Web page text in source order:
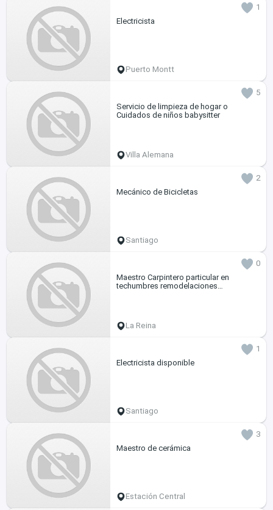
1
Electricista
Puerto Montt
5
Servicio de limpieza de hogar o
Cuidados de niños babysitter
Villa Alemana
2
Mecánico de Bicicletas
Santiago
0
Maestro Carpintero particular en
techumbres remodelaciones
La Reina
1
Electricista disponible
Santiago
3
Maestro de cerámica
Estación Central